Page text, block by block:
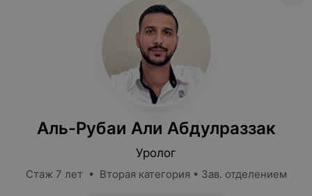
Аль-Рубаи Али Абдулраззак
Уролог
Стаж 7 лет • Вторая категория • Зав. отделением